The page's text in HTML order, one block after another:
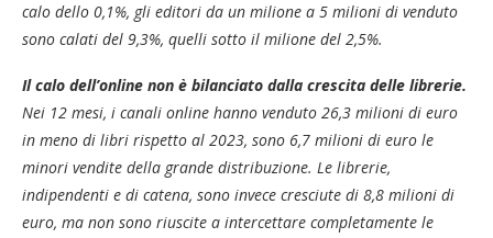
calo dello 0,1%, gli editori da un milione a 5 milioni di venduto
sono calati del 9,3%, quelli sotto il milione del 2,5%.
Il calo dell’online non è bilanciato dalla crescita delle librerie.
Nei 12 mesi, i canali online hanno venduto 26,3 milioni di euro
in meno di libri rispetto al 2023, sono 6,7 milioni di euro le
minori vendite della grande distribuzione. Le librerie,
indipendenti e di catena, sono invece cresciute di 8,8 milioni di
euro, ma non sono riuscite a intercettare completamente le